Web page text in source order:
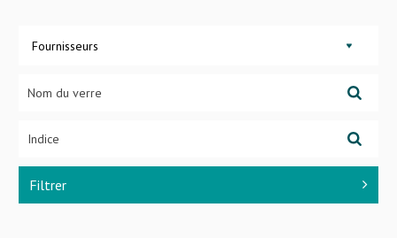
Fournisseurs
Filtrer